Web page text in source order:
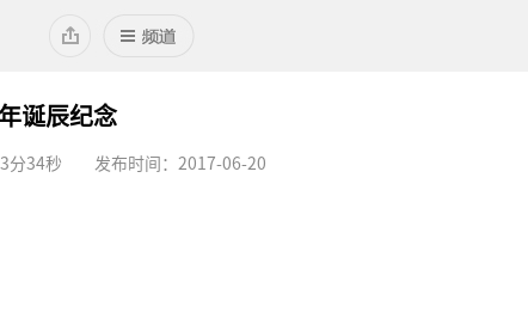
诞辰纪念
分34秒 发布时间：2017-06-20